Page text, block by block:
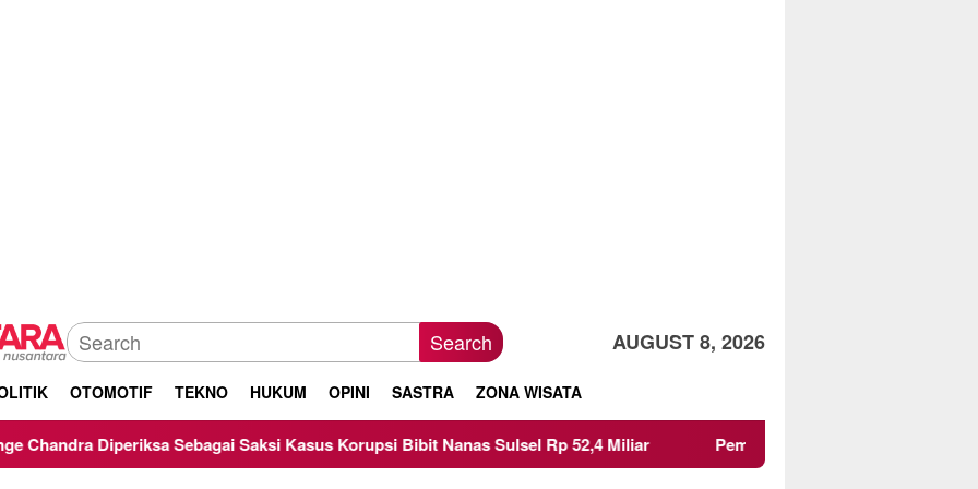
Search AUGUST 8, 2026
OTOMOTIF TEKNO HUKUM OPINI SASTRA ZONA WISATA
Diperiksa Sebagai Saksi Kasus Korupsi Bibit Nanas Sulsel Rp 52,4 Miliar Pemkot Malang Diingatkan Jangan